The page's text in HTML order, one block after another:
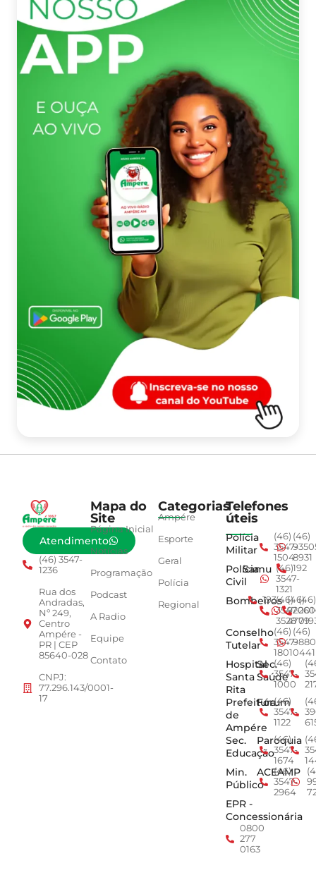
Atendimento
(46) 3547-
1236
Rua dos
Andradas,
Nº 249,
Centro
Ampére -
PR | CEP
85640-028
CNPJ:
77.296.143/0001-
17
Mapa do
Site
Página Inicial
Notícias
Programação
Podcast
A Radio
Equipe
Contato
Categorias
Ampére
Esporte
Geral
Polícia
Regional
Telefones
úteis
Polícia
Militar
(46)
3547-
1504
(46)
8931
Polícia
Civil
Samu (46)
3547-
1321
192
Bombeiros
193(46)
3547-
3528
(46)
4779
(46)
Conselho
Tutelar
(46)
3547-
1801
(46)
0441
Hospital
Santa
Rita
Sec.
Saúde
(46)
3547-
1000
Prefeitura
de
Ampére
Fórum
(46)
3547-
1122
Sec.
Educação
Paroquia
(46)
3547-
1674
Min.
Público
ACEAMP
(46)
3547-
2964
EPR -
Concessionária
0800
277
0163